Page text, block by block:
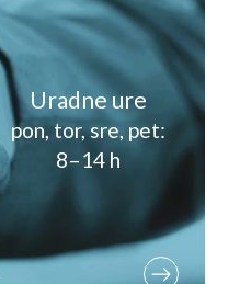
Uradne ure
pon, tor, sre, pet:
8–14 h